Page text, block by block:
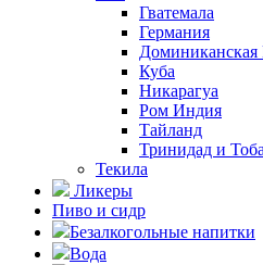
Гватемала
Германия
Доминиканская
Куба
Никарагуа
Ром Индия
Тайланд
Тринидад и
Текила
Ликеры
Пиво и сидр
Безалкогольные напитки
Вода